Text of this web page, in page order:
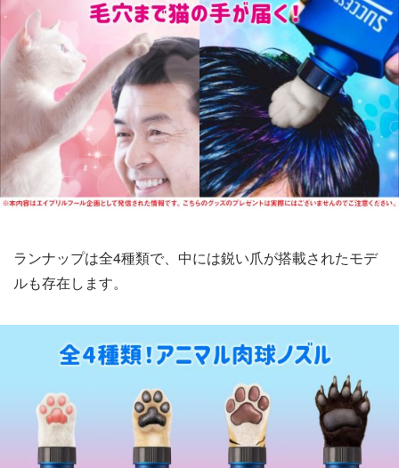
ランナップは全4種類で、中には鋭い爪が搭載されたモデ
ルも存在します。